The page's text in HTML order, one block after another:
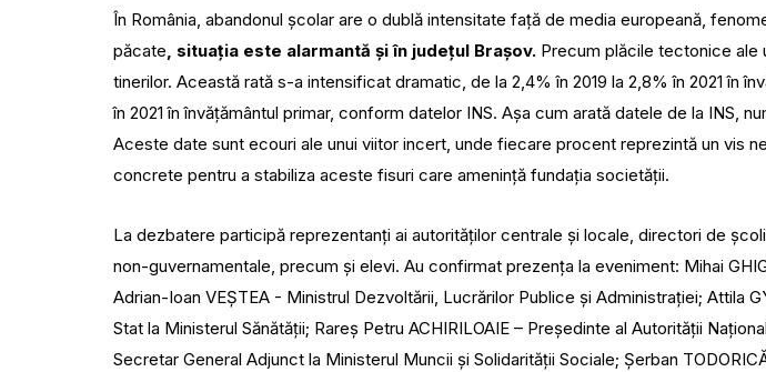
În România, abandonul școlar are o dublă intensitate față de media europeană,
păcate, situația este alarmantă și în județul Brașov. Precum plăcile tectonice ale
tinerilor. Această rată s-a intensificat dramatic, de la 2,4% în 2019 la 2,8% în 2021 în
în 2021 în învățământul primar, conform datelor INS. Așa cum arată datele de la INS,
Aceste date sunt ecouri ale unui viitor incert, unde fiecare procent reprezintă un vis
concrete pentru a stabiliza aceste fisuri care amenință fundația societății.
La dezbatere participă reprezentanți ai autorităților centrale și locale, directori de
non-guvernamentale, precum și elevi. Au confirmat prezența la eveniment: Mihai
Adrian-Ioan VEȘTEA - Ministrul Dezvoltării, Lucrărilor Publice și Administrației; Attila
Stat la Ministerul Sănătății; Rareș Petru ACHIRILOAIE – Președinte al Autorității
Secretar General Adjunct la Ministerul Muncii și Solidarității Sociale; Șerban